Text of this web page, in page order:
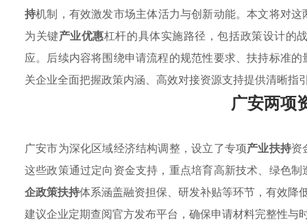
持机制，有效激发市场主体活力与创新动能。本文将对
为关键产业优惠杠杆的具体实施路径，包括政策设计的
应。后续内容将围绕申请流程的规范性要求、扶持标准
关企业全面把握政策内涵、高效对接资源支持提供清晰指
广安两项
广安市为深化区域经济结构调整，设立了专项产业扶持资
这些政策通过定向资金支持，重点培育高新技术、绿色
企政策扶持体系涵盖融资担保、研发补贴等环节，有效降
建议企业定期查阅官方发布平台，确保申请材料完整性与